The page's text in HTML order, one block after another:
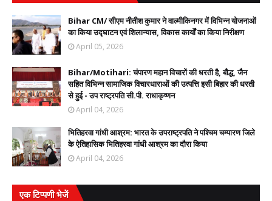
Bihar CM/ सीएम नीतीश कुमार ने वाल्मीकिनगर में विभिन्न योजनाओं
का किया उद्घाटन एवं शिलान्यास, विकास कार्यों का किया निरीक्षण
April 05, 2026
Bihar/Motihari: चंपारण महान विचारों की धरती है, बौद्ध, जैन
सहित विभिन्न सामाजिक विचारधाराओं की उत्पत्ति इसी बिहार की धरती
से हुई - उप राष्ट्रपति सी.पी. राधाकृष्णन
April 04, 2026
भितिहरवा गांधी आश्रम: भारत के उपराष्ट्रपति ने पश्चिम चम्पारण जिले
के ऐतिहासिक भितिहरवा गांधी आश्रम का दौरा किया
April 04, 2026
एक टिप्पणी भेजें